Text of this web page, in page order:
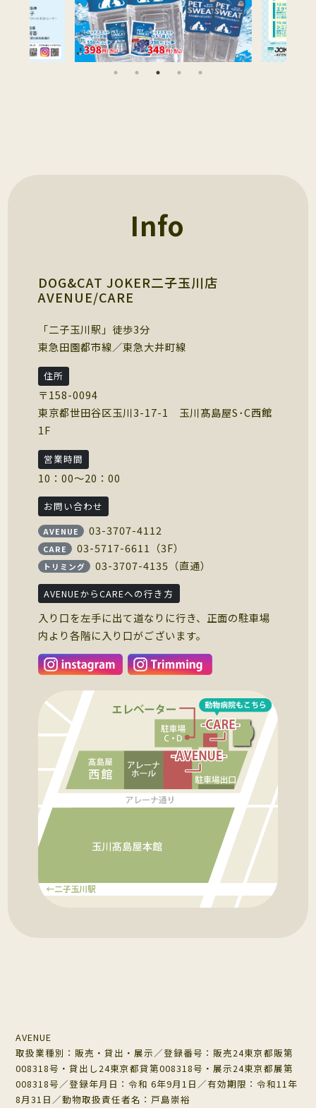
Info
DOG&CAT JOKER二子玉川店
AVENUE/CARE
「二子玉川駅」徒歩3分
東急田園都市線／東急大井町線
住所
〒158-0094
東京都世田谷区玉川3-17-1 玉川髙島屋S･C西館
1F
営業時間
10：00～20：00
お問い合わせ
AVENUE 03-3707-4112
CARE 03-5717-6611（3F）
トリミング 03-3707-4135（直通）
AVENUEからCAREへの行き方
入り口を左手に出て道なりに行き、正面の駐車場
内より各階に入り口がございます。
AVENUE
取扱業種別：販売・貸出・展示／登録番号：販売24東京都販第
008318号・貸出し24東京都貸第008318号・展示24東京都展第
008318号／登録年月日：令和 6年9月1日／有効期限：令和11年
8月31日／動物取扱責任者名：戸島崇裕